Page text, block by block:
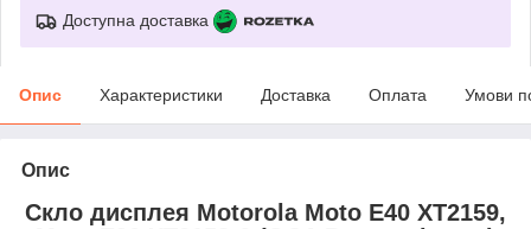
Доступна доставка
Опис Характеристики Доставка Оплата Умови
Опис
Скло дисплея Motorola Moto E40 XT2159,